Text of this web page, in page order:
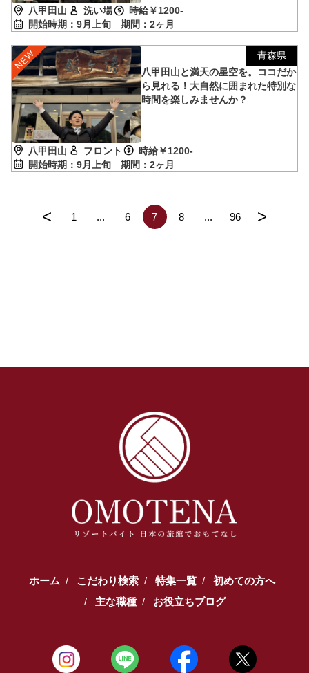
八甲田山 洗い場
時給￥1200-
開始時期：9月上旬 期間：2ヶ月
青森県
八甲田山と満天の星空を。ココだか
ら見れる！大自然に囲まれた特別な
時間を楽しみませんか？
八甲田山 フロント
時給￥1200-
開始時期：9月上旬 期間：2ヶ月
< 1 ... 6 7 8 ... 96 >
ホーム こだわり検索 特集一覧
初めての方へ
主な職種
お役立ちブログ